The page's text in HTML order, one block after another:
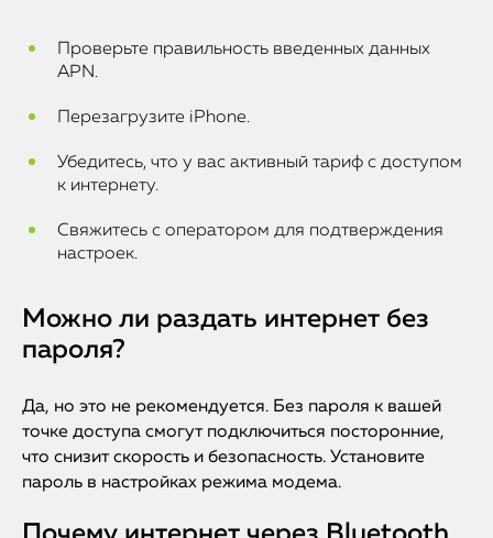
Проверьте правильность введенных данных
APN.
Перезагрузите iPhone.
Убедитесь, что у вас активный тариф с доступом
к интернету.
Свяжитесь с оператором для подтверждения
настроек.
Можно ли раздать интернет без
пароля?
Да, но это не рекомендуется. Без пароля к вашей
точке доступа смогут подключиться посторонние,
что снизит скорость и безопасность. Установите
пароль в настройках режима модема.